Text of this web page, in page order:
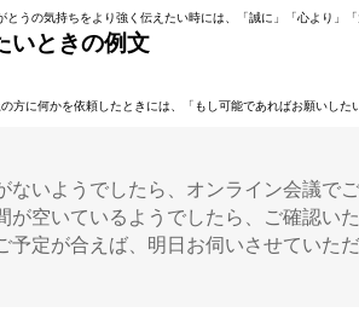
とうの気持ちをより強く伝えたい時には、「誠に」「心より」
いときの例文
の方に何かを依頼したときには、「もし可能であればお願いした
ないようでしたら、オンライン会議で
が空いているようでしたら、ご確認い
予定が合えば、明日お伺いさせていた